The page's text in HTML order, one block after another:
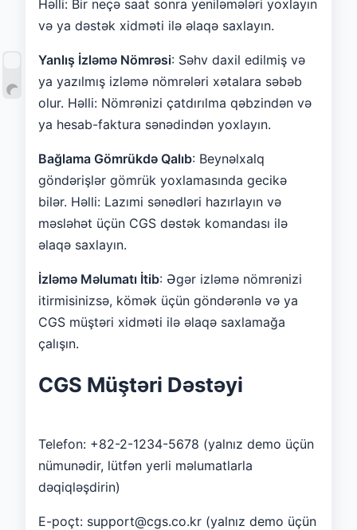
Həlli: Bir neçə saat sonra yeniləmələri yoxlayın
və ya dəstək xidməti ilə əlaqə saxlayın.
Yanlış İzləmə Nömrəsi: Səhv daxil edilmiş və
ya yazılmış izləmə nömrələri xətalara səbəb
olur. Həlli: Nömrənizi çatdırılma qəbzindən və
ya hesab-faktura sənədindən yoxlayın.
Bağlama Gömrükdə Qalıb: Beynəlxalq
göndərişlər gömrük yoxlamasında gecikə
bilər. Həlli: Lazımi sənədləri hazırlayın və
məsləhət üçün CGS dəstək komandası ilə
əlaqə saxlayın.
İzləmə Məlumatı İtib: Əgər izləmə nömrənizi
itirmisinizsə, kömək üçün göndərənlə və ya
CGS müştəri xidməti ilə əlaqə saxlamağa
çalışın.
CGS Müştəri Dəstəyi
Telefon: +82-2-1234-5678 (yalnız demo üçün
nümunədir, lütfən yerli məlumatlarla
dəqiqləşdirin)
E-poçt: support@cgs.co.kr (yalnız demo üçün